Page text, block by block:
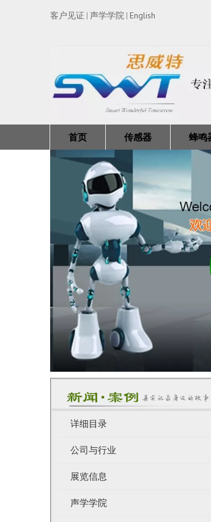
客户见证 | 声学学院 | English
首页 传感器 蜂鸣
详细目录
公司与行业
展览信息
声学学院